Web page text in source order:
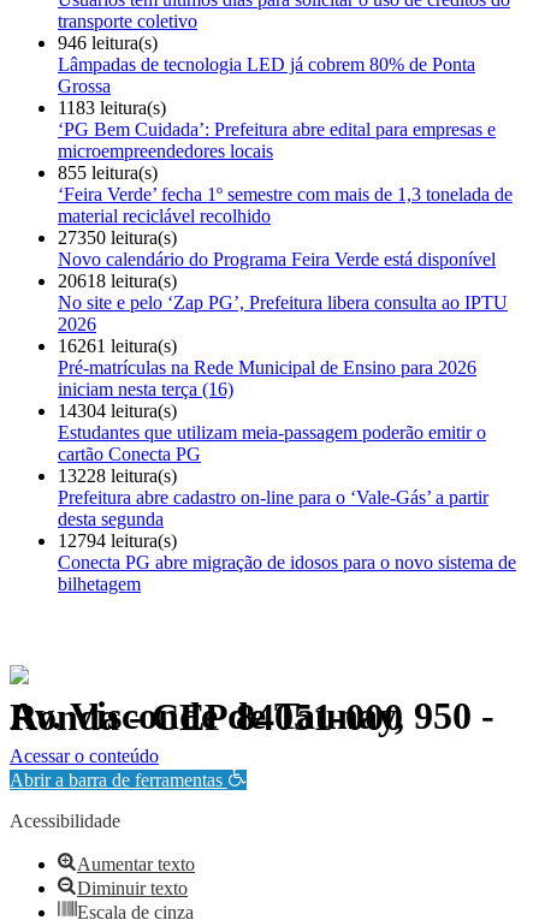
transporte coletivo
946 leitura(s)
Lâmpadas de tecnologia LED já cobrem 80% de Ponta
Grossa
1183 leitura(s)
‘PG Bem Cuidada’: Prefeitura abre edital para empresas e
microempreendedores locais
855 leitura(s)
‘Feira Verde’ fecha 1º semestre com mais de 1,3 tonelada de
material reciclável recolhido
27350 leitura(s)
Novo calendário do Programa Feira Verde está disponível
20618 leitura(s)
No site e pelo ‘Zap PG’, Prefeitura libera consulta ao IPTU
2026
16261 leitura(s)
Pré-matrículas na Rede Municipal de Ensino para 2026
iniciam nesta terça (16)
14304 leitura(s)
Estudantes que utilizam meia-passagem poderão emitir o
cartão Conecta PG
13228 leitura(s)
Prefeitura abre cadastro on-line para o ‘Vale-Gás’ a partir
desta segunda
12794 leitura(s)
Conecta PG abre migração de idosos para o novo sistema de
bilhetagem
Av. Visconde de Taunay, 950 - Ronda - CEP 84051-000
Política de Privacidade.
Acessar o conteúdo
Abrir a barra de ferramentas
Acessibilidade
Aumentar texto
Diminuir texto
Escala de cinza